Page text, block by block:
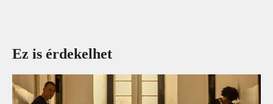
Ez is érdekelhet